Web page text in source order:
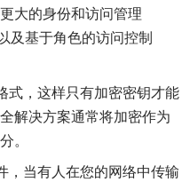
大的身份和访问管理
及基于角色的访问控制
式，这样只有加密密钥才能
解决方案通常将加密作为
。
，当有人在您的网络中传输